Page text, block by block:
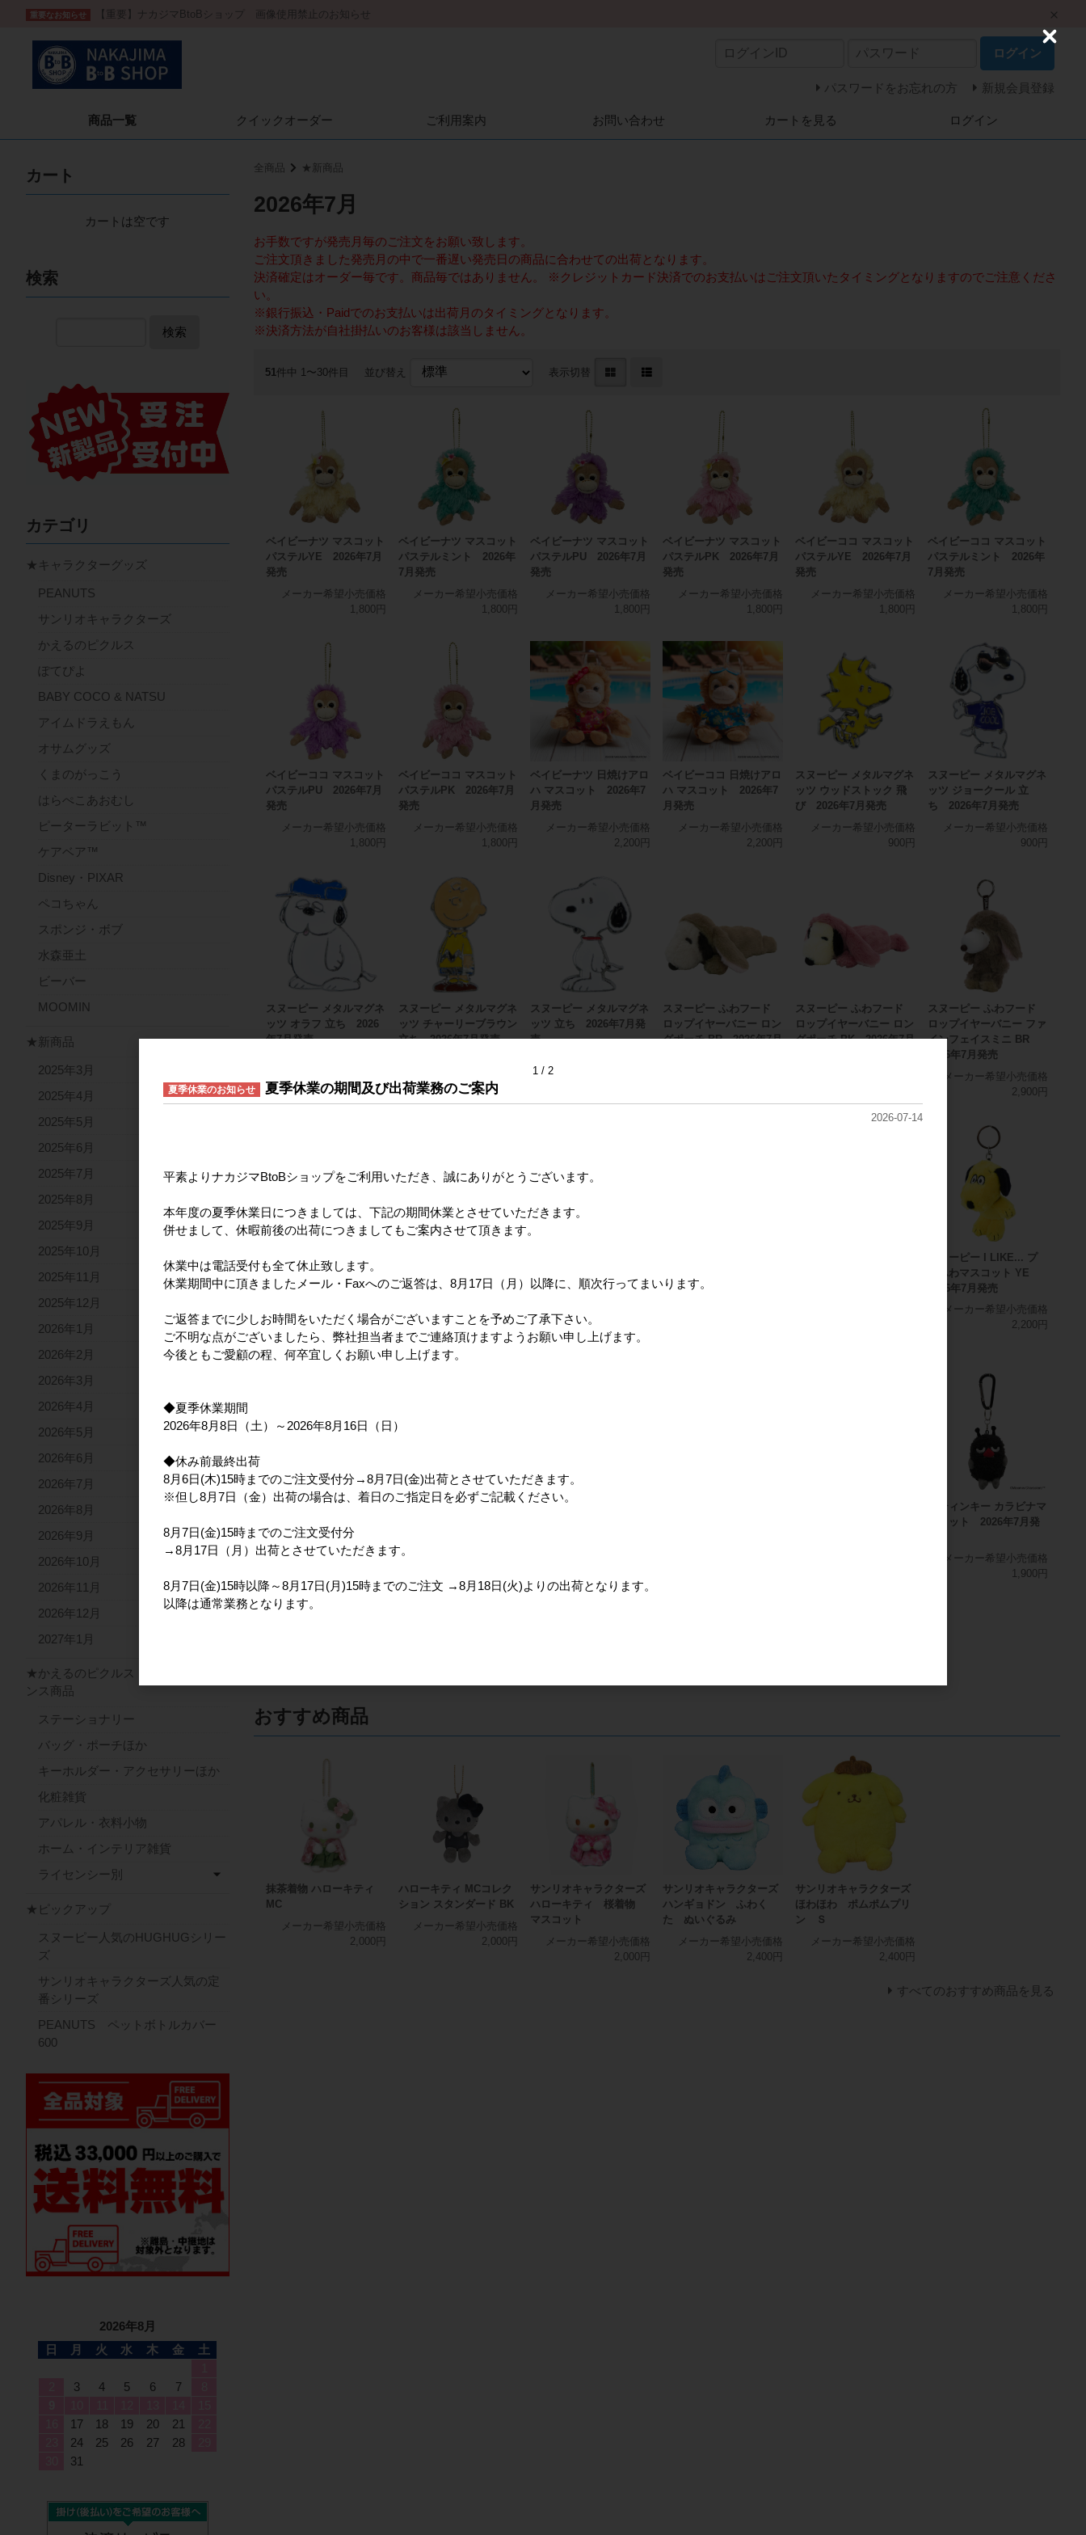
重要なお知らせ 【重要】ナカジマBtoBショップ 画像使用禁止のお知らせ
ログイン
パスワードをお忘れの方 新規会員登録
商品一覧 クイック オーダー ご利用案内 お問い合わせ カートを見る ログイン
全商品 ★新商品
2026年7月
お手数ですが発売月毎のご注文をお願い致します。
ご注文頂きました発売月の中で一番遅い発売日の商品に合わせての出荷となります。
決済確定はオーダー毎です。商品毎ではありません。 ※クレジットカード決済でのお支払いはご注文頂いたタイミングとなりますのでご注意くださ
い。
※銀行振込・Paidでのお支払いは出荷月のタイミングとなります。
※決済方法が自社掛払いのお客様は該当しません。
51件中 1〜30件目 並び替え 表示切替
ベイビーナツ マスコット
パステルYE 2026年7月
発売
メーカー希望小売価格
1,800円
ベイビーナツ マスコット
パステルミント 2026年
7月発売
メーカー希望小売価格
1,800円
ベイビーナツ マスコット
パステルPU 2026年7月
発売
メーカー希望小売価格
1,800円
ベイビーナツ マスコット
パステルPK 2026年7月
発売
メーカー希望小売価格
1,800円
ベイビーココ マスコット
パステルYE 2026年7月
発売
メーカー希望小売価格
1,800円
ベイビーココ マスコット
パステルミント 2026年
7月発売
メーカー希望小売価格
1,800円
ベイビーココ マスコット
パステルPU 2026年7月
発売
メーカー希望小売価格
1,800円
ベイビーココ マスコット
パステルPK 2026年7月
発売
メーカー希望小売価格
1,800円
ベイビーナツ 日焼けアロ
ハ マスコット 2026年7
月発売
メーカー希望小売価格
2,200円
ベイビーココ 日焼けアロ
ハ マスコット 2026年7
月発売
メーカー希望小売価格
2,200円
スヌーピー メタルマグネ
ッツ ウッドストック 飛
び 2026年7月発売
メーカー希望小売価格
900円
スヌーピー メタルマグネ
ッツ ジョークール 立
ち 2026年7月発売
メーカー希望小売価格
900円
スヌーピー メタルマグネ
ッツ オラフ 立ち 2026
年7月発売
スヌーピー メタルマグネ
ッツ チャーリーブラウン
立ち 2026年7月発売
スヌーピー メタルマグネ
ッツ 立ち 2026年7月発
売
スヌーピー ふわフード
ロップイヤーバニー ロン
グポーチ BR 2026年7月
スヌーピー ふわフード
ロップイヤーバニー ロン
グポーチ PK 2026年7月
スヌーピー ふわフード
ロップイヤーバニー ファ
インフェイスミニ BR
2026年7月発売
メーカー希望小売価格
2,900円
スヌーピー ふわフード
ロップイヤーバニー ファ
インフェイスミニ PK
メーカー希望小売価格
2,900円
ェイス 2026年7月発売
1,300円
柄 2026年7月発売
2026年7月発売
スヌーピー I LIKE... プ
チふわマスコット YE
2026年7月発売
メーカー希望小売価格
2,200円
スヌーピー I LIKE...
7月発売
メーカー希望小売価格
スヌーピー I LIKE...
スヌーピー I LIKE...
スティンキー カラビナマ
スコット 2026年7月発
メーカー希望小売価格
1,900円
おすすめ商品
抹茶着物 ハローキティ
MC
メーカー希望小売価格
2,000円
ハローキティ MCコレク
ション スタンダード BK
メーカー希望小売価格
2,000円
サンリオキャラクターズ
ハローキティ 桜着物
マスコット
メーカー希望小売価格
2,000円
サンリオキャラクターズ
ハンギョドン ふわく
た ぬいぐるみ
メーカー希望小売価格
2,400円
サンリオキャラクターズ
ほわほわ ポムポムプリ
ン Ｓ
メーカー希望小売価格
2,400円
すべてのおすすめ商品を見る
カート
カートは空です
検索
検索
カテゴリ
★キャラクターグッズ
PEANUTS
サンリオキャラクターズ
かえるのピクルス
ぽてぴよ
BABY COCO & NATSU
アイムドラえもん
オサムグッズ
くまのがっこう
はらぺこあおむし
ピーターラビット™
ケアベア™
Disney・PIXAR
ペコちゃん
スポンジ・ボブ
水森亜土
ビーバー
MOOMIN
★新商品
2025年3月
2025年4月
2025年5月
2025年6月
2025年7月
2025年8月
2025年9月
2025年10月
2025年11月
2025年12月
2026年1月
2026年2月
2026年3月
2026年4月
2026年5月
2026年6月
2026年7月
2026年8月
2026年9月
2026年10月
2026年11月
2026年12月
2027年1月
★かえるのピクルス ライセ
ンス商品
ステーショナリー
バッグ・ポーチほか
キーホルダー・アクセサリーほか
化粧雑貨
アパレル・衣料小物
ホーム・インテリア雑貨
ライセンシー別
★ピックアップ
スヌーピー人気のHUGHUGシリー
ズ
サンリオキャラクターズ人気の定
番シリーズ
PEANUTS ペットボトルカバー
600
2026年8月
日
月 火 水 木 金
土
3 4 5 6 7
17 18 19 20 21
24 25 26 27 28
31
1 2
夏季休業のお知らせ 夏季休業の期間及び出荷業務のご案内
2026-07-14
平素よりナカジマBtoBショップをご利用いただき、誠にありがとうございます。
本年度の夏季休業日につきましては、下記の期間休業とさせていただきます。
併せまして、休暇前後の出荷につきましてもご案内させて頂きます。
休業中は電話受付も全て休止致します。
休業期間中に頂きましたメール・Faxへのご返答は、8月17日（月）以降に、順次行ってまいります。
ご返答までに少しお時間をいただく場合がございますことを予めご了承下さい。
ご不明な点がございましたら、弊社担当者までご連絡頂けますようお願い申し上げます。
今後ともご愛顧の程、何卒宜しくお願い申し上げます。
◆夏季休業期間
2026年8月8日（土）～2026年8月16日（日）
◆休み前最終出荷
8月6日(木)15時までのご注文受付分→8月7日(金)出荷とさせていただきます。
※但し8月7日（金）出荷の場合は、着日のご指定日を必ずご記載ください。
8月7日(金)15時までのご注文受付分
→8月17日（月）出荷とさせていただきます。
8月7日(金)15時以降～8月17日(月)15時までのご注文 →8月18日(火)よりの出荷となります。
以降は通常業務となります。
C
o
s
e